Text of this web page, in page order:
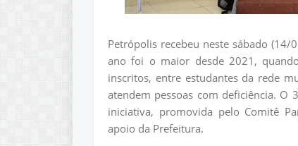
Petrópolis recebeu neste sábado
ano foi o maior desde 2021,
inscritos, entre estudantes da rede
atendem pessoas com deficiência. O
iniciativa, promovida pelo Comitê
apoio da Prefeitura.